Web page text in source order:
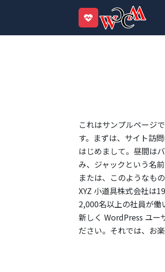
これはサンプルページ
す。まずは、サイト訪
はじめまして。昼間は
み、ジャックという名
または、このようなもの
XYZ 小道具株式会社は
2,000名以上の社員が働
新しく WordPress ユー
ださい。それでは、お